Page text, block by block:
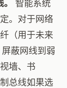
智能系统
。对于网络
（用于未来
蔽网线到弱
墙、书
总线如果选